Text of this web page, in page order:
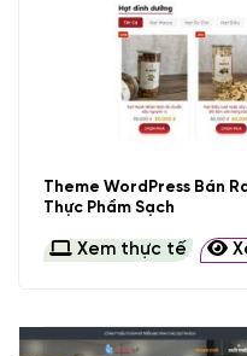
Theme WordPress Bán
Thực Phẩm Sạch
Xem thực tế